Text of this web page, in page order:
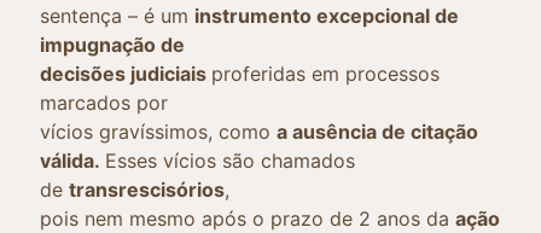
sentença – é um instrumento excepcional de
impugnação de
decisões judiciais proferidas em processos
marcados por
vícios gravíssimos, como a ausência de citação
válida. Esses vícios são chamados
de transrescisórios,
pois nem mesmo após o prazo de 2 anos da ação